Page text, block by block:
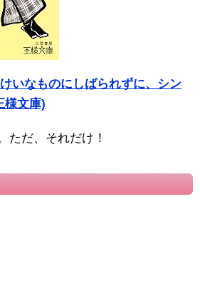
いなものにしばられずに、シン
様文庫)
ただ、それだけ！